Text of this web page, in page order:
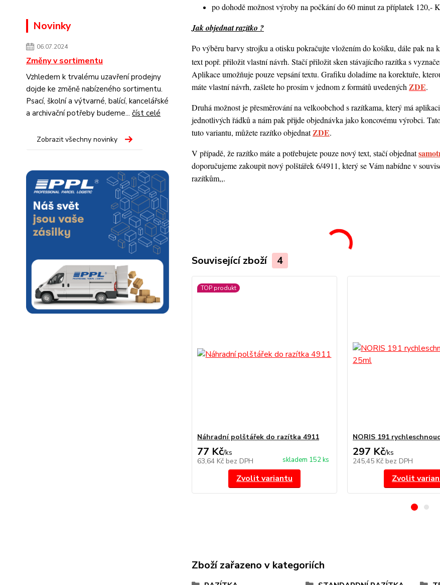
Novinky
06.07.2024
Změny v sortimentu
Vzhledem k trvalému uzavření prodejny
dojde ke změně nabízeného sortimentu.
Psací, školní a výtvarné, balící, kancelářské
a archivační potřeby budeme... číst celé
Zobrazit všechny novinky
po dohodě možnost výroby na počkání do 60 minut za příplatek 120,-
Jak objednat razítko ?
Po výběru barvy strojku a otisku pokračujte vložením do košíku, dále pak na
text popř. přiložit vlastní návrh. Stačí přiložit sken stávajícího razítka s
Aplikace umožňuje pouze vepsání textu. Grafiku doladíme na korektuře,
máte vlastní návrh, zašlete ho prosím v jednom z formátů uvedenýchZDE.
Druhá možnost je přesměrování na velkoobchod s razítkama, který má
jednotlivých řádků a nám pak přijde objednávka jako koncovému výrobci.
tuto variantu, můžete razítko objednatZDE.
V případě, že razítko máte a potřebujete pouze nový text, stačí objednat
doporučujeme zakoupit nový polštářek 6/4911, který se Vám nabídne v
razítkům,,.
Související zboží 4
TOP produkt
Náhradní polštářek do razítka 4911
77 Kč/ks
63,64 Kč bez DPH skladem 152 ks
Zvolit variantu
NORIS 191
297 Kč/ks
245,45 Kč bez DPH
Zvolit
Zboží zařazeno v kategoriích